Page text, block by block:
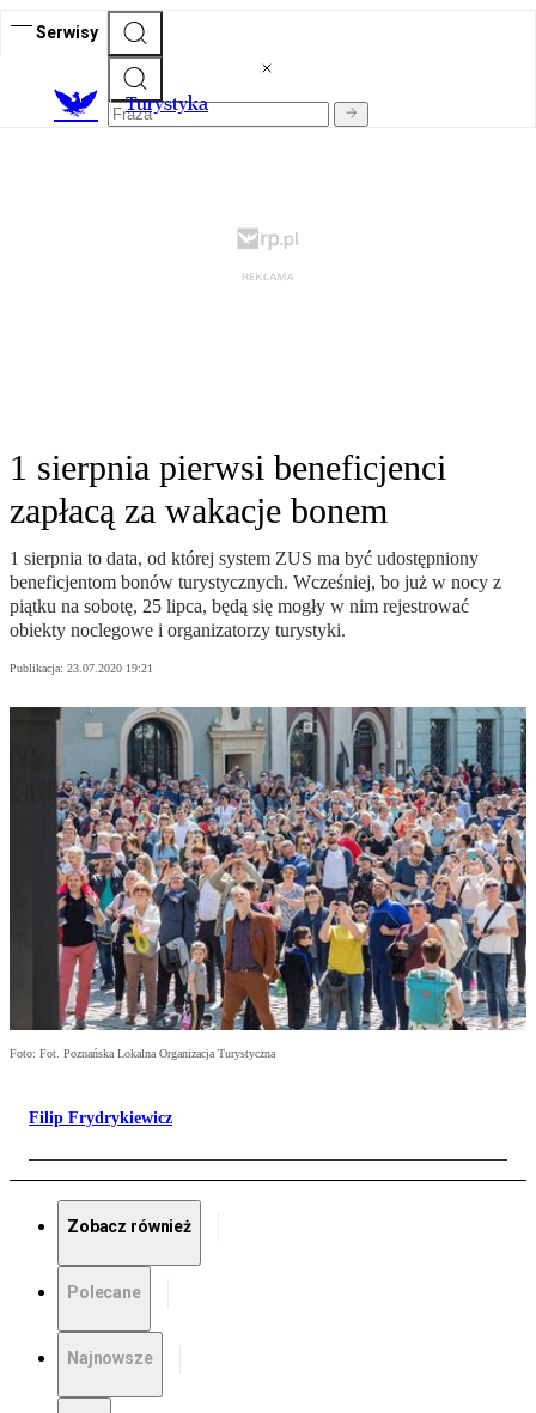
Serwisy
Turystyka
1 sierpnia pierwsi beneficjenci
zapłacą za wakacje bonem
1 sierpnia to data, od której system ZUS ma być udostępniony
beneficjentom bonów turystycznych. Wcześniej, bo już w nocy z
piątku na sobotę, 25 lipca, będą się mogły w nim rejestrować
obiekty noclegowe i organizatorzy turystyki.
Publikacja: 23.07.2020 19:21
Foto: Fot. Poznańska Lokalna Organizacja Turystyczna
Filip Frydrykiewicz
Zobacz również
Polecane
Najnowsze